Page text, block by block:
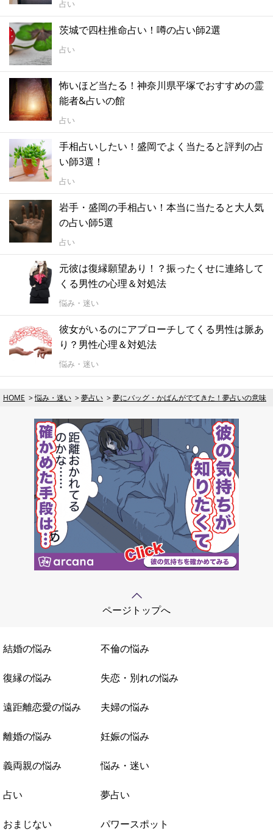
占い
茨城で四柱推命占い！噂の占い師2選
占い
怖いほど当たる！神奈川県平塚でおすすめの霊
能者&占いの館
占い
手相占いしたい！盛岡でよく当たると評判の占
い師3選！
占い
岩手・盛岡の手相占い！本当に当たると大人気
の占い師5選
占い
元彼は復縁願望あり！？振ったくせに連絡して
くる男性の心理＆対処法
悩み・迷い
彼女がいるのにアプローチしてくる男性は脈あ
り？男性心理＆対処法
悩み・迷い
HOME 悩み・迷い 夢占い 夢にバッグ・かばんがでてきた！夢占いの意味
ページトップへ
結婚の悩み 不倫の悩み
復縁の悩み 失恋・別れの悩み
遠距離恋愛の悩み 夫婦の悩み
離婚の悩み 妊娠の悩み
義両親の悩み 悩み・迷い
占い 夢占い
おまじない パワースポット